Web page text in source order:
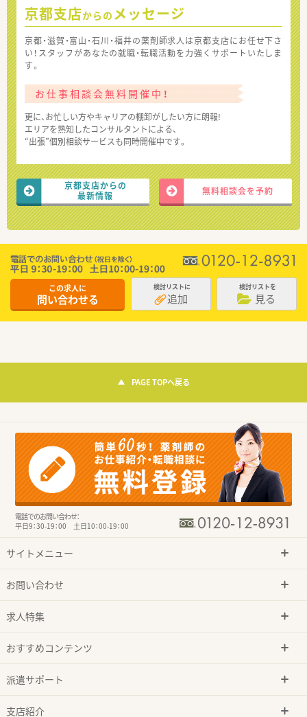
京都支店からの メッセージ
京都・滋賀・富山・石川・福井の薬剤師求人は京都支店にお任せ下さ
い！スタッフがあなたの就職・転職活動を力強くサポートいたしま
す。
お仕事相談会無料開催中！
更に、お忙しい方やキャリアの棚卸がしたい方に朗報!
エリアを熟知したコンサルタントによる、
“出張”個別相談サービスも同時開催中です。
京都支店からの
最新情報
無料相談会を予約
この求人に
問い合わせる
検討リストに
追加
検討リストを
見る
PAGE TOPへ戻る
電話でのお問い合わせ：
平日9：30-19：00 土日10：00-19：00
サイトメニュー
お問い合わせ
求人特集
おすすめコンテンツ
派遣サポート
支店紹介